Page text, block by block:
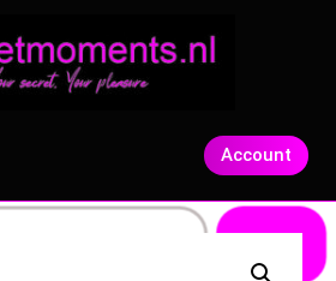
Account